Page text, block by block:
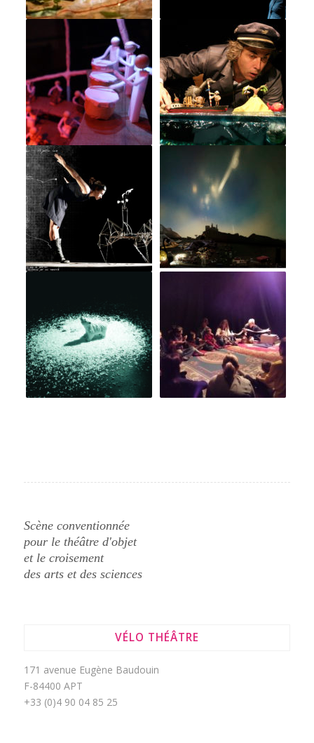
Scène conventionnée
pour le théâtre d'objet
et le croisement
des arts et des sciences
VÉLO THÉÂTRE
171 avenue Eugène Baudouin
F-84400 APT
+33 (0)4 90 04 85 25